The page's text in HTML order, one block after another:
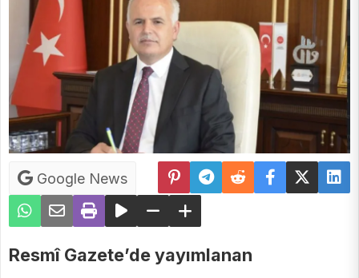
Google News
Resmî Gazete’de yayımlanan